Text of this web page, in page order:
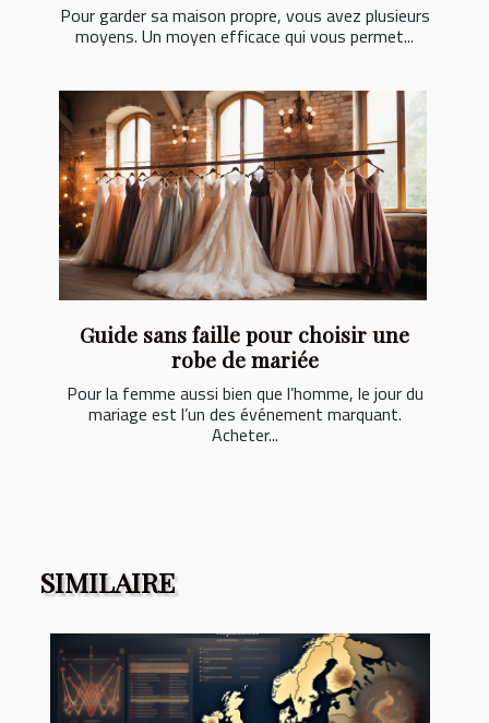
Pour garder sa maison propre, vous avez plusieurs
moyens. Un moyen efficace qui vous permet...
Guide sans faille pour choisir une
robe de mariée
Pour la femme aussi bien que l’homme, le jour du
mariage est l’un des événement marquant.
Acheter...
SIMILAIRE